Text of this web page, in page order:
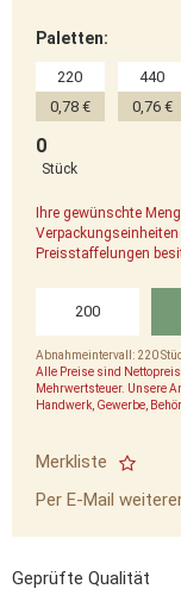
Paletten:
220
0,78 €
440
0,76 €
0
Stück
Ihre gewünschte
Preisstaffelungen
Abnahmeintervall: 220
Alle Preise sind
Mehrwertsteuer. Unsere
Handwerk, Gewerbe,
Merkliste
Per E-Mail
Geprüfte Qualität